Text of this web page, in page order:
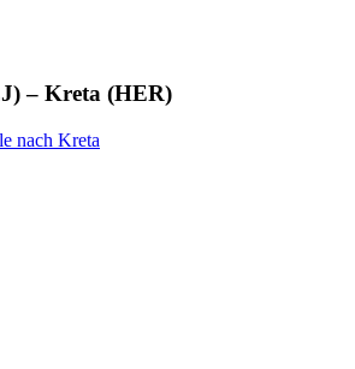
– Kreta (HER)
nach Kreta